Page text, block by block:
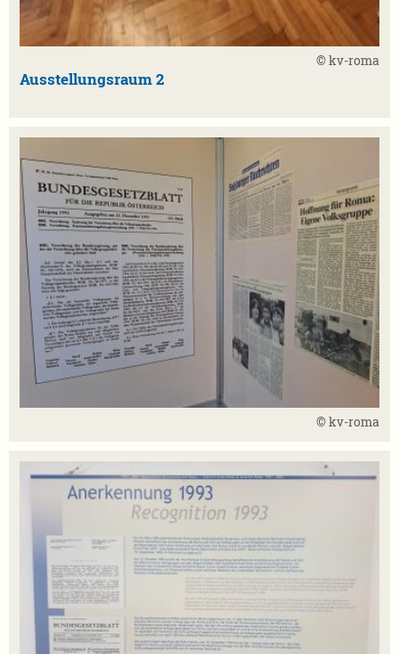
© kv-roma
Ausstellungsraum 2
© kv-roma